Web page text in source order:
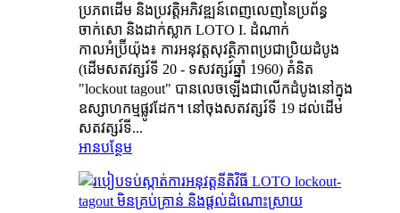
ប្រភពដើម និងប្រវត្តិអភិវឌ្ឍន៍ពេញលេញនៃប្រព័ន្ធ
ចាក់សោ និងដាក់ស្លាក LOTO I. ដំណាក់
កាលអំប្រ៊ីយ៉ុង៖ ការអនុវត្តសុវត្ថិភាពប្រជាប្រិយដំបូង
(ដើមសតវត្សរ៍ទី 20 - ទសវត្សរ៍ឆ្នាំ 1960) គំនិត
"lockout tagout" បានលេចឡើងជាលើកដំបូងនៅក្នុង
ឧស្សាហកម្មផ្លូវដែក។ នៅចុងសតវត្សរ៍ទី 19 ដល់ដើម
សតវត្សរ៍ទី...
អានបន្ថែម